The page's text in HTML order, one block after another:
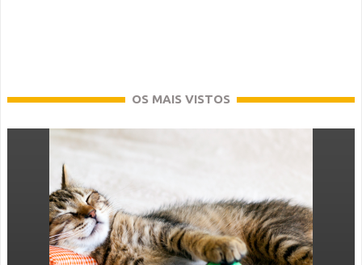
OS MAIS VISTOS